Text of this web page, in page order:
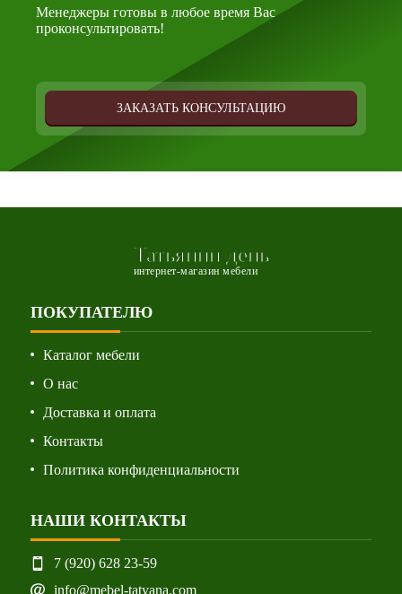
Менеджеры готовы в любое время Вас
проконсультировать!
ЗАКАЗАТЬ КОНСУЛЬТАЦИЮ
Татьянин день
интернет-магазин мебели
ПОКУПАТЕЛЮ
Каталог мебели
О нас
Доставка и оплата
Контакты
Политика конфиденциальности
НАШИ КОНТАКТЫ
7 (920) 628 23-59
info@mebel-tatyana.com